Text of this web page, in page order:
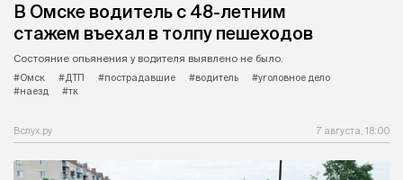
В Омске водитель с 48-летним
стажем въехал в толпу пешеходов
Состояние опьянения у водителя выявлено не было.
#Омск
#ДТП #пострадавшие #водитель
#уголовное дело
#наезд
#тк
Вслух.ру 7 августа, 18:00